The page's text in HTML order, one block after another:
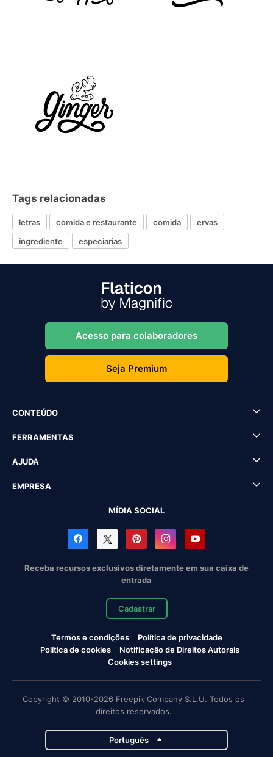
Tags relacionadas
letras comida e restaurante comida
ervas
ingrediente
especiarias
Acesso para colaboradores
Seja Premium
CONTEÚDO
FERRAMENTAS
AJUDA
EMPRESA
MÍDIA SOCIAL
Receba recursos exclusivos diretamente em sua caixa de
entrada
Cadastrar
Termos e condições
Política de privacidade
Política de cookies
Notificação de Direitos Autorais
Cookies settings
Copyright © 2010-2026 Freepik Company S.L.U. Todos os
direitos reservados.
Português